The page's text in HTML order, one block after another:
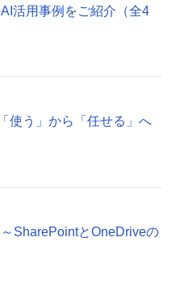
活用事例をご紹介（全4
使う」から「任せる」へ
SharePointとOneDriveの